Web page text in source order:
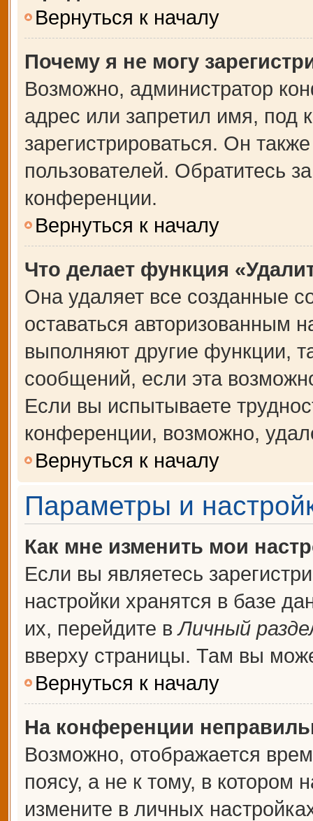
Вернуться к началу
Почему я не могу
Возможно, администратор
адрес или запретил имя, под
зарегистрироваться. Он
пользователей. Обратитесь
конференции.
Вернуться к началу
Что делает функция
Она удаляет все созданные
оставаться авторизованным
выполняют другие функции,
сообщений, если эта
Если вы испытываете
конференции, возможно,
Вернуться к началу
Параметры и
Как мне изменить мои
Если вы являетесь
настройки хранятся в базе
их, перейдите вЛичный
вверху страницы. Там вы
Вернуться к началу
На конференции
Возможно, отображается
поясу, а не к тому, в котором
измените в личных